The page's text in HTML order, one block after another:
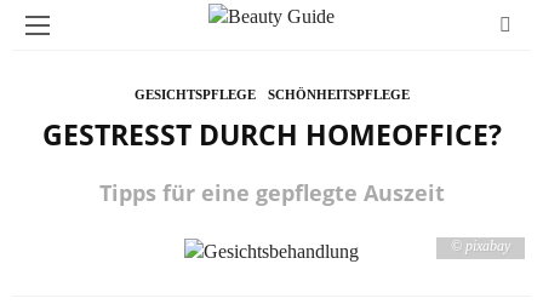
GESICHTSPFLEGE SCHÖNHEITSPFLEGE
GESTRESST DURCH HOMEOFFICE?
Tipps für eine gepflegte Auszeit
© pixabay